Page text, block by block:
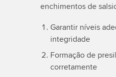
enchimentos de
Garantir níveis
integridade
Formação de
corretamente